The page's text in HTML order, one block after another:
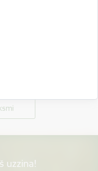
noderīga?
uzzina!